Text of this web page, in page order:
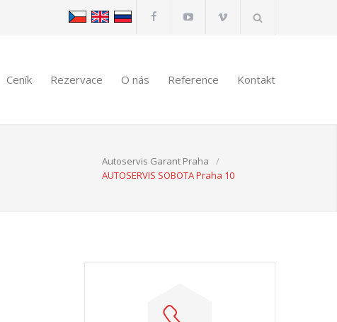
Ceník Rezervace O nás Reference Kontakt
Autoservis Garant Praha
/
AUTOSERVIS SOBOTA Praha 10